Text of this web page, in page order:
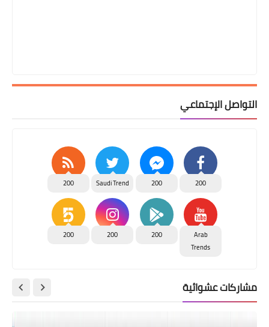
التواصل الإجتماعي
200
200
Saudi Trend
200
Arab
Trends
200
200
200
مشاركات عشوائية